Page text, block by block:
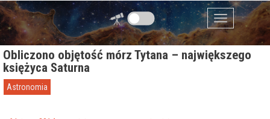
Przejdź do zawartości
Menu
Obliczono objętość mórz Tytana – największego
księżyca Saturna
Astronomia